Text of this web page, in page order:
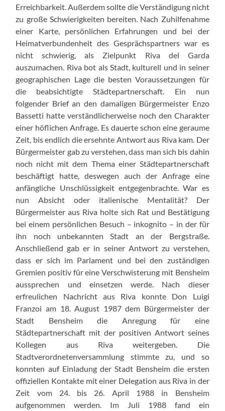
Erreichbarkeit. Außerdem sollte die Verständigung nicht
zu große Schwierigkeiten bereiten. Nach Zuhilfenahme
einer Karte, persönlichen Erfahrungen und bei der
Heimatverbundenheit des Gesprächspartners war es
nicht schwierig, als Zielpunkt Riva del Garda
auszumachen. Riva bot als Stadt, kulturell und in seiner
geographischen Lage die besten Voraussetzungen für
die beabsichtigte Städtepartnerschaft. Ein nun
folgender Brief an den damaligen Bürgermeister Enzo
Bassetti hatte verständlicherweise noch den Charakter
einer höflichen Anfrage. Es dauerte schon eine geraume
Zeit, bis endlich die ersehnte Antwort aus Riva kam. Der
Bürgermeister gab zu verstehen, dass man sich bis dahin
noch nicht mit dem Thema einer Städtepartnerschaft
beschäftigt hatte, deswegen auch der Anfrage eine
anfängliche Unschlüssigkeit entgegenbrachte. War es
nun Absicht oder italienische Mentalität? Der
Bürgermeister aus Riva holte sich Rat und Bestätigung
bei einem persönlichen Besuch – inkognito – in der für
ihn noch unbekannten Stadt an der Bergstraße.
Anschließend gab er in seiner Antwort zu verstehen,
dass er sich im Parlament und bei den zuständigen
Gremien positiv für eine Verschwisterung mit Bensheim
aussprechen und einsetzen werde. Nach dieser
erfreulichen Nachricht aus Riva konnte Don Luigi
Franzoi am 18. August 1987 dem Bürgermeister der
Stadt Bensheim die Anregung für eine
Städtepartnerschaft mit der positiven Antwort seines
Kollegen aus Riva weitergeben. Die
Stadtverordnetenversammlung stimmte zu, und so
konnten auf Einladung der Stadt Bensheim die ersten
offiziellen Kontakte mit einer Delegation aus Riva in der
Zeit vom 24. bis 26. April 1988 in Bensheim
aufgenommen werden. Im Juli 1988 fand ein